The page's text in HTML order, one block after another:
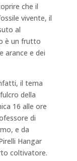
che il
vivente, il
al
è un frutto
arance e dei
il tema
della
16 alle ore
di
e da
Hangar
coltivatore.